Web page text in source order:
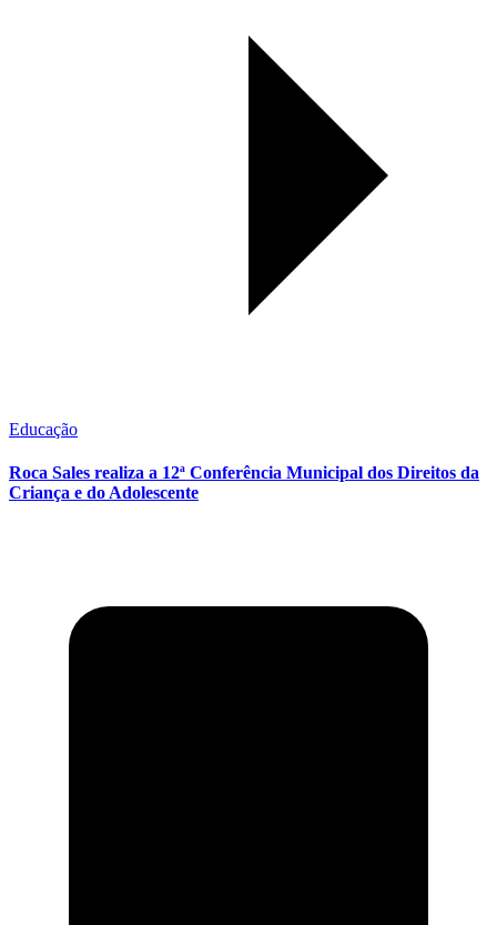
Educação
Roca Sales realiza a 12ª Conferência Municipal dos Direitos da
Criança e do Adolescente